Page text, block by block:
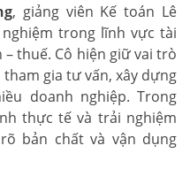
, giảng viên Kế toán Lê
trong lĩnh vực tài
thuế. Cô hiện giữ vai trò
gia tư vấn, xây dựng
doanh nghiệp. Trong
thực tế và trải nghiệm
bản chất và vận dụng